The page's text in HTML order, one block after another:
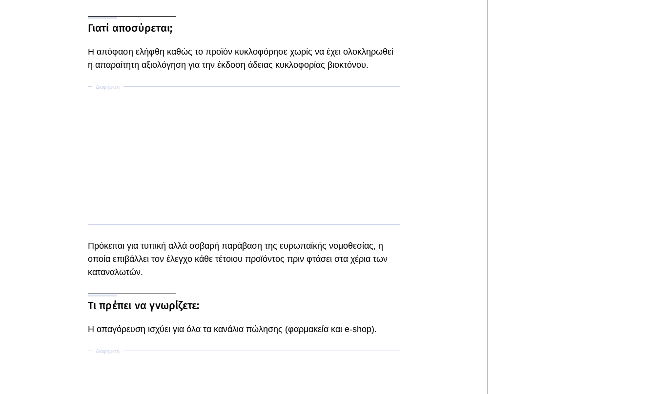
Γιατί αποσύρεται;
Η απόφαση ελήφθη καθώς το προϊόν κυκλοφόρησε χωρίς να έχει ολοκληρωθεί
η απαραίτητη αξιολόγηση για την έκδοση άδειας κυκλοφορίας βιοκτόνου.
Πρόκειται για τυπική αλλά σοβαρή παράβαση της ευρωπαϊκής νομοθεσίας, η
οποία επιβάλλει τον έλεγχο κάθε τέτοιου προϊόντος πριν φτάσει στα χέρια των
καταναλωτών.
Τι πρέπει να γνωρίζετε:
Η απαγόρευση ισχύει για όλα τα κανάλια πώλησης (φαρμακεία και e-shop).